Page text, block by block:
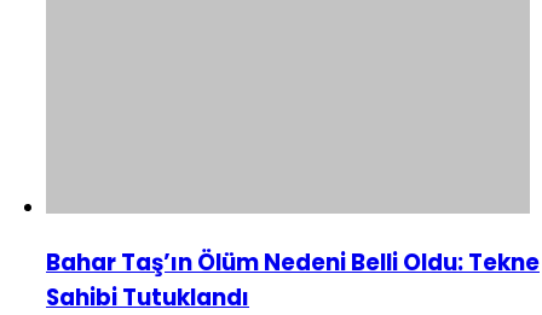
Bahar Taş’ın Ölüm Nedeni Belli Oldu: Tekne
Sahibi Tutuklandı